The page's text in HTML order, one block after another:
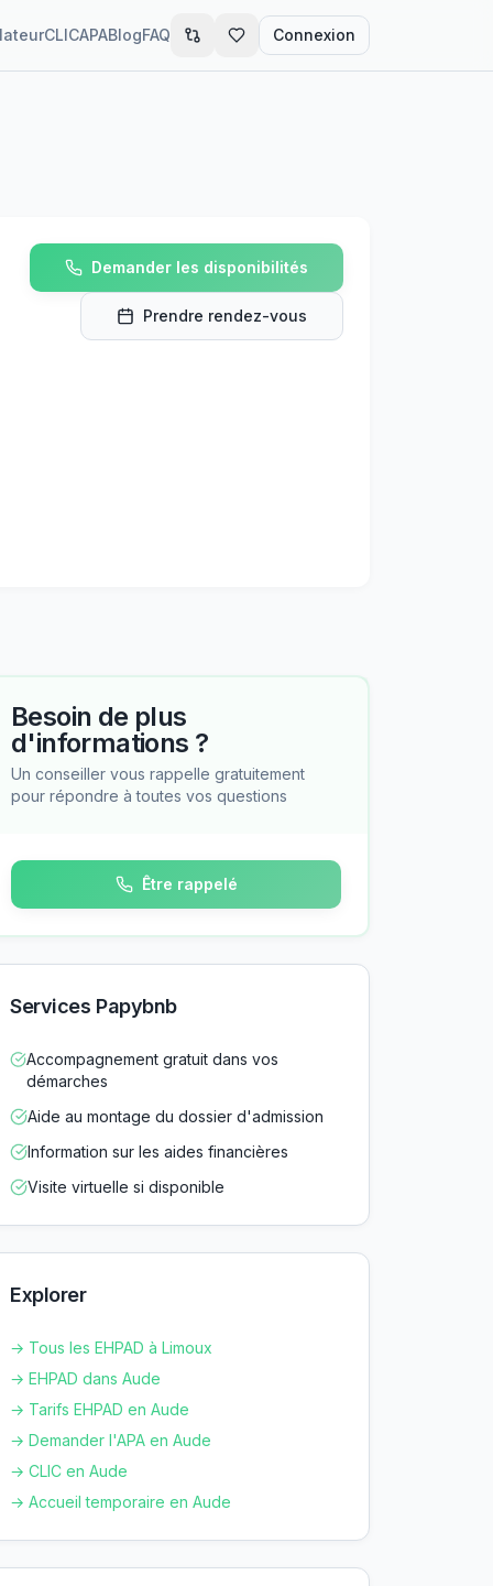
CLICAPABlogFAQ Connexion
Demander les disponibilités
Prendre rendez-vous
Besoin de plus
d'informations ?
Un conseiller vous rappelle gratuitement
pour répondre à toutes vos questions
Être rappelé
Services Papybnb
Accompagnement gratuit dans vos
démarches
Aide au montage du dossier d'admission
Information sur les aides financières
Visite virtuelle si disponible
Explorer
→ Tous les EHPAD à Limoux
→ EHPAD dans Aude
→ Tarifs EHPAD en Aude
→ Demander l'APA en Aude
→ CLIC en Aude
→ Accueil temporaire en Aude